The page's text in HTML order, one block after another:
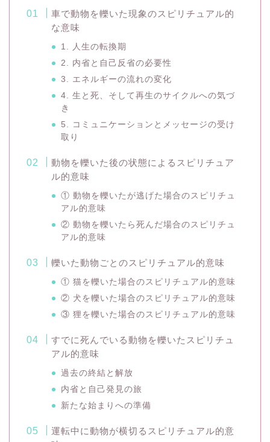
車で動物を轢いた現象のスピリチュアル的
な意味
1. 人生の転換期
2. 内省と自己反省の必要性
3. エネルギーの流れの変化
4. 生と死、そして再生のサイクルへの気づ
き
5. コミュニケーションとメッセージの受け
取り
動物を轢いた後の状態によるスピリチュア
ル的意味
① 動物を轢いたが逃げた場合のスピリチュ
アル的意味
② 動物を轢いたら死んだ場合のスピリチュ
アル的意味
轢いた動物ごとのスピリチュアル的意味
① 猫を轢いた場合のスピリチュアル的意味
② 犬を轢いた場合のスピリチュアル的意味
③ 狸を轢いた場合のスピリチュアル的意味
すでに死んでいる動物を轢いたスピリチュ
アル的意味
過去の終結と解放
内省と自己発見の旅
新たな始まりへの準備
運転中に動物が横切るスピリチュアル的意